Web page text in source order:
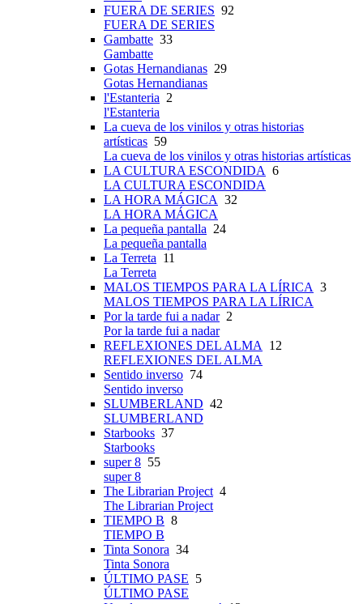
FUERA DE SERIES 92
FUERA DE SERIES
Gambatte 33
Gambatte
Gotas Hernandianas 29
Gotas Hernandianas
l'Estanteria 2
l'Estanteria
La cueva de los vinilos y otras historias
artísticas 59
La cueva de los vinilos y otras historias artísticas
LA CULTURA ESCONDIDA 6
LA CULTURA ESCONDIDA
LA HORA MÁGICA 32
LA HORA MÁGICA
La pequeña pantalla 24
La pequeña pantalla
La Terreta 11
La Terreta
MALOS TIEMPOS PARA LA LÍRICA 3
MALOS TIEMPOS PARA LA LÍRICA
Por la tarde fui a nadar2
Por la tarde fui a nadar
REFLEXIONES DEL ALMA 12
REFLEXIONES DEL ALMA
Sentido inverso 74
Sentido inverso
SLUMBERLAND 42
SLUMBERLAND
Starbooks 37
Starbooks
super 8 55
super 8
The Librarian Project4
The Librarian Project
TIEMPO B 8
TIEMPO B
Tinta Sonora 34
Tinta Sonora
ÚLTIMO PASE 5
ÚLTIMO PASE